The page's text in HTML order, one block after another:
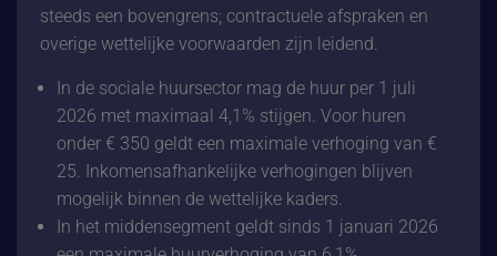
steeds een bovengrens; contractuele afspraken en
overige wettelijke voorwaarden zijn leidend.
In de sociale huursector mag de huur per 1 juli
2026 met maximaal 4,1% stijgen. Voor huren
onder € 350 geldt een maximale verhoging van €
25. Inkomensafhankelijke verhogingen blijven
mogelijk binnen de wettelijke kaders.
In het middensegment geldt sinds 1 januari 2026